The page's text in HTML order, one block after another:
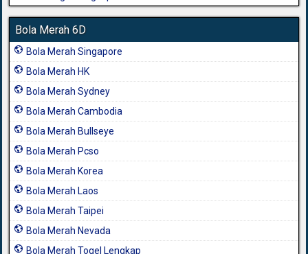
Bola Merah 6D
Bola Merah Singapore
Bola Merah HK
Bola Merah Sydney
Bola Merah Cambodia
Bola Merah Bullseye
Bola Merah Pcso
Bola Merah Korea
Bola Merah Laos
Bola Merah Taipei
Bola Merah Nevada
Bola Merah Togel Lengkap